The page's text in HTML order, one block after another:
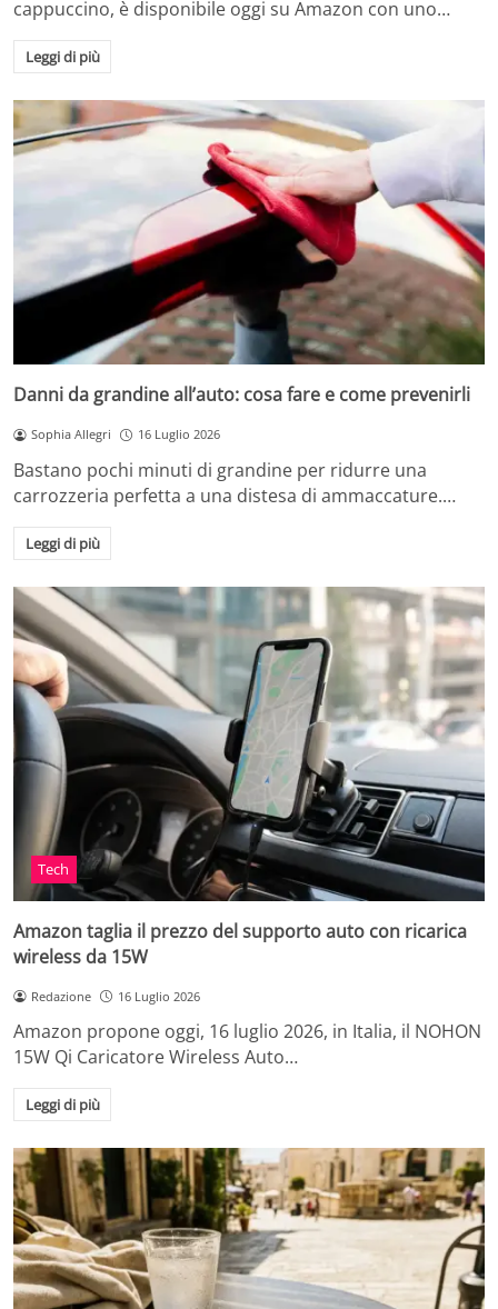
cappuccino, è disponibile oggi su Amazon con uno…
Leggi di più
Danni da grandine all’auto: cosa fare e come prevenirli
Sophia Allegri 16 Luglio 2026
Bastano pochi minuti di grandine per ridurre una
carrozzeria perfetta a una distesa di ammaccature.…
Leggi di più
Tech
Amazon taglia il prezzo del supporto auto con ricarica
wireless da 15W
Redazione 16 Luglio 2026
Amazon propone oggi, 16 luglio 2026, in Italia, il NOHON
15W Qi Caricatore Wireless Auto…
Leggi di più